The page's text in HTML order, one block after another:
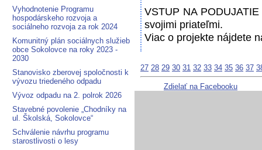
Vyhodnotenie Programu
hospodárskeho rozvoja a
sociálneho rozvoja za rok 2024
Komunitný plán sociálnych služieb
obce Sokolovce na roky 2023 -
2030
Stanovisko zberovej spoločnosti k
vývozu triedeného odpadu
Vývoz odpadu na 2. polrok 2026
Stavebné povolenie „Chodníky na
ul. Školská, Sokolovce“
Schválenie návrhu programu
starostlivosti o lesy
VSTUP NA
svojimi priateľmi.
Viac o projekte nájdete
27 28 29 30 31 32 33 34 35 36 37
Zdielať na Facebooku